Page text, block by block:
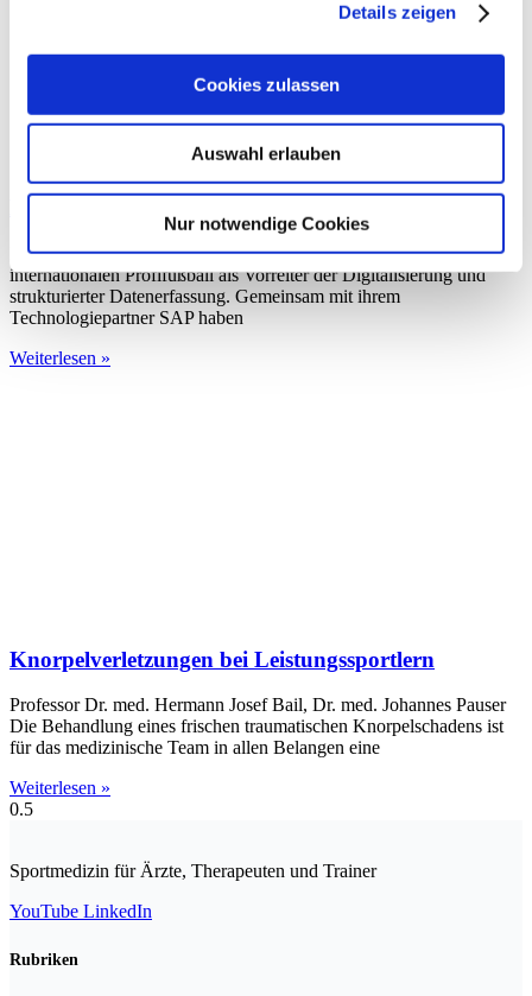
Details zeigen
Cookies zulassen
Auswahl erlauben
Nur notwendige Cookies
Die TSG 1899 Hoffenheim gilt nicht nur für Insider im
internationalen Profifußball als Vorreiter der Digitalisierung und
strukturierter Datenerfassung. Gemeinsam mit ihrem
Technologiepartner SAP haben
Weiterlesen »
Knorpelverletzungen bei Leistungssportlern
Professor Dr. med. Hermann Josef Bail, Dr. med. Johannes Pauser
Die Behandlung eines frischen traumatischen Knorpelschadens ist
für das medizinische Team in allen Belangen eine
Weiterlesen »
Sportmedizin für Ärzte, Therapeuten und Trainer
YouTube LinkedIn
Rubriken